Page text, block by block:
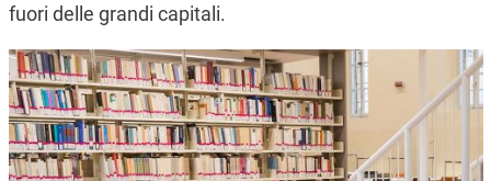
fuori delle grandi capitali.